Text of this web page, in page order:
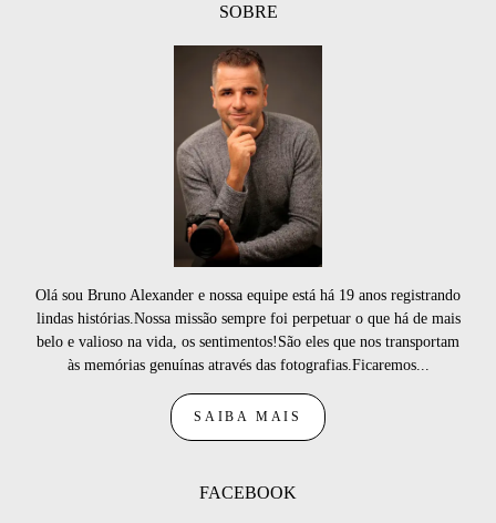
SOBRE
Olá sou Bruno Alexander e nossa equipe está há 19 anos registrando
lindas histórias.Nossa missão sempre foi perpetuar o que há de mais
belo e valioso na vida, os sentimentos!São eles que nos transportam
às memórias genuínas através das fotografias.Ficaremos...
SAIBA MAIS
FACEBOOK